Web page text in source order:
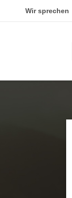
Wir sprechen